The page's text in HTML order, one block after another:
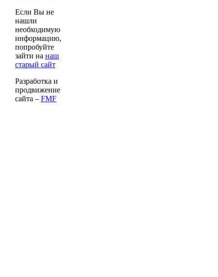
Если Вы не
нашли
необходимую
информацию,
попробуйте
зайти на наш
старый сайт
Разработка и
продвижение
сайта – FMF